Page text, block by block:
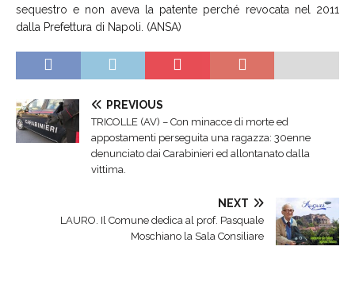
sequestro e non aveva la patente perché revocata nel 2011
dalla Prefettura di Napoli. (ANSA)
PREVIOUS
TRICOLLE (AV) – Con minacce di morte ed
appostamenti perseguita una ragazza: 30enne
denunciato dai Carabinieri ed allontanato dalla
vittima.
NEXT
LAURO. Il Comune dedica al prof. Pasquale
Moschiano la Sala Consiliare